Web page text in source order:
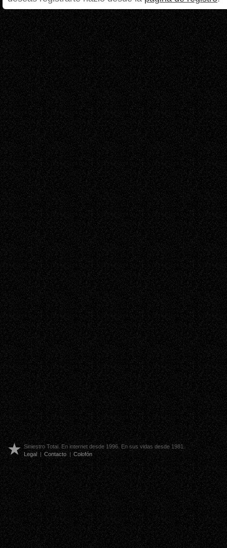
Siniestro Total. En internet desde 1996. En sus vidas desde 1981.
Legal | Contacto | Colofón